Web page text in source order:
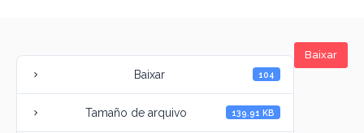
Baixar
Baixar 104
Tamaño de arquivo 139.91 KB